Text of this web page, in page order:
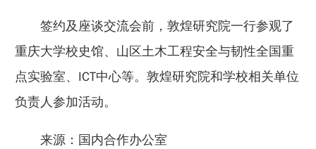
签约及座谈交流会前，敦煌研究院一行参观了
重庆大学校史馆、山区土木工程安全与韧性全国重
点实验室、ICT中心等。敦煌研究院和学校相关单位
负责人参加活动。
来源：国内合作办公室